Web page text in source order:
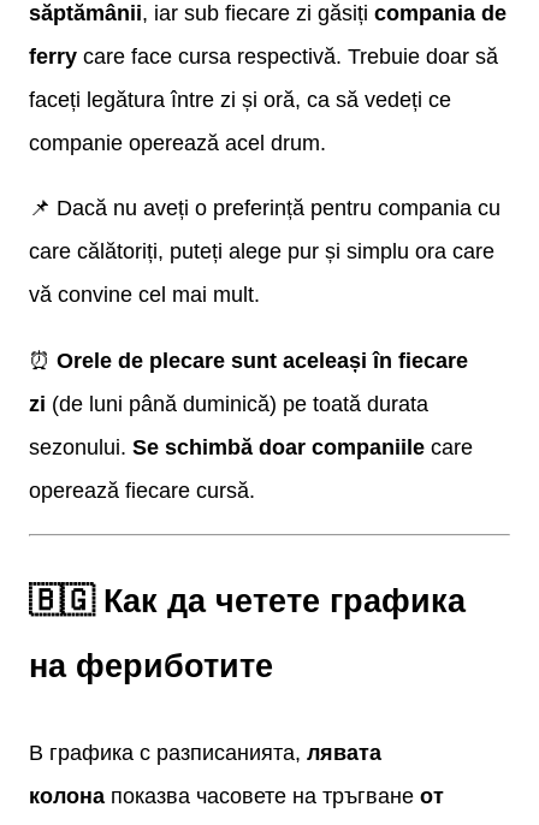
săptămânii, iar sub fiecare zi găsiți compania de
ferry care face cursa respectivă. Trebuie doar să
faceți legătura între zi și oră, ca să vedeți ce
companie operează acel drum.
📌 Dacă nu aveți o preferință pentru compania cu
care călătoriți, puteți alege pur și simplu ora care
vă convine cel mai mult.
⏰ Orele de plecare sunt aceleași în fiecare
zi (de luni până duminică) pe toată durata
sezonului. Se schimbă doar companiile care
operează fiecare cursă.
🇧🇬 Как да четете графика
на фериботите
В графика с разписанията, лявата
колона показва часовете на тръгване от